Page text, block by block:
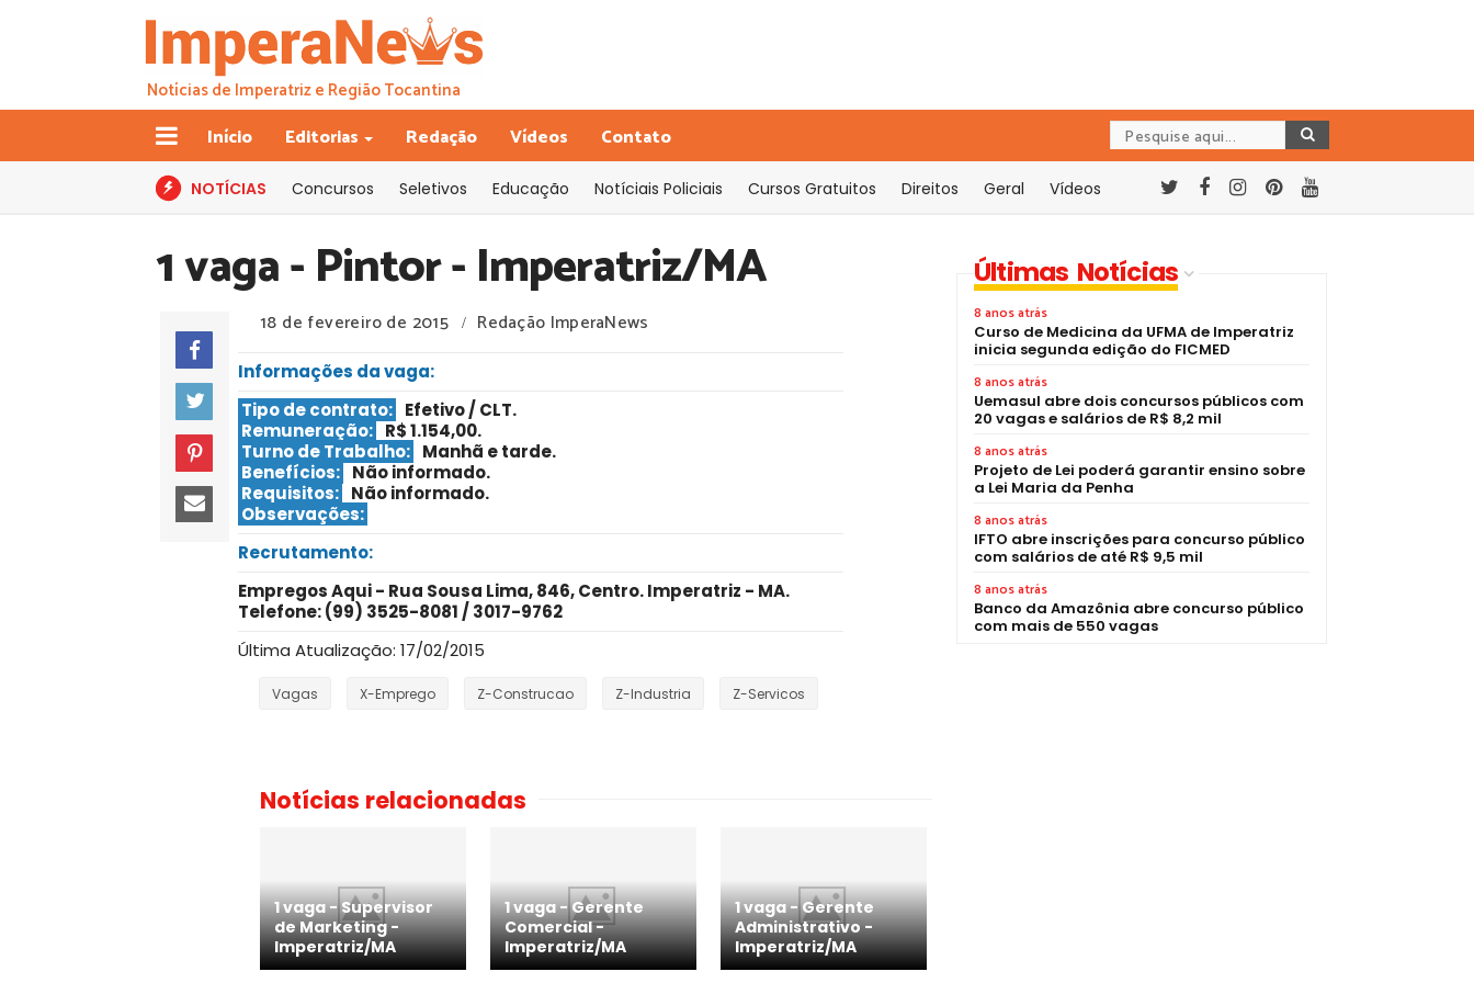
Notícias de Imperatriz e Região Tocantina
Início Editorias Redação Vídeos Contato
NOTÍCIAS Concursos Seletivos Educação Notíciais Policiais Cursos Gratuitos Direitos Geral Vídeos
1 vaga - Pintor - Imperatriz/MA
18 de fevereiro de 2015 / Redação ImperaNews
Informações da vaga:
Tipo de contrato: Efetivo / CLT.
Remuneração: R$ 1.154,00.
Turno de Trabalho: Manhã e tarde.
Benefícios: Não informado.
Requisitos: Não informado.
Observações:
Recrutamento:
Empregos Aqui - Rua Sousa Lima, 846, Centro. Imperatriz - MA.
Telefone: (99) 3525-8081 / 3017-9762
Última Atualização: 17/02/2015
Vagas X-Emprego Z-Construcao Z-Industria Z-Servicos
Notícias relacionadas
1 vaga - Supervisor
de Marketing -
Imperatriz/MA
1 vaga - Gerente
Comercial -
Imperatriz/MA
1 vaga - Gerente
Administrativo -
Imperatriz/MA
Últimas Notícias
8 anos atrás
Curso de Medicina da UFMA de Imperatriz
inicia segunda edição do FICMED
8 anos atrás
Uemasul abre dois concursos públicos com
20 vagas e salários de R$ 8,2 mil
8 anos atrás
Projeto de Lei poderá garantir ensino sobre
a Lei Maria da Penha
8 anos atrás
IFTO abre inscrições para concurso público
com salários de até R$ 9,5 mil
8 anos atrás
Banco da Amazônia abre concurso público
com mais de 550 vagas